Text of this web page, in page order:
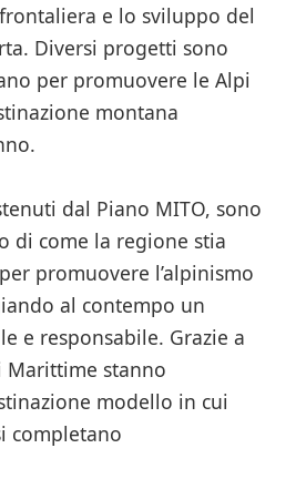
e lo sviluppo del
Diversi progetti sono
per promuovere le Alpi
montana
dal Piano MITO, sono
di come la regione stia
promuovere l’alpinismo
al contempo un
e responsabile. Grazie a
Marittime stanno
modello in cui
completano